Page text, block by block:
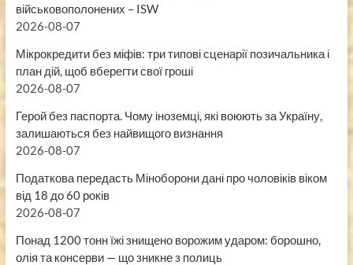
військовополонених – ISW
2026-08-07
Мікрокредити без міфів: три типові сценарії позичальника і
план дій, щоб вберегти свої гроші
2026-08-07
Герой без паспорта. Чому іноземці, які воюють за Україну,
залишаються без найвищого визнання
2026-08-07
Податкова передасть Міноборони дані про чоловіків віком
від 18 до 60 років
2026-08-07
Понад 1200 тонн їжі знищено ворожим ударом: борошно,
олія та консерви — що зникне з полиць